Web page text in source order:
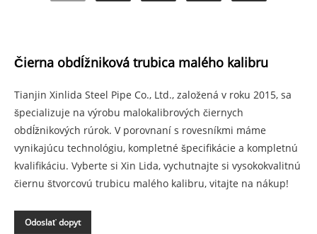
Čierna obdĺžniková trubica malého kalibru
Tianjin Xinlida Steel Pipe Co., Ltd., založená v roku 2015, sa
špecializuje na výrobu malokalibrových čiernych
obdĺžnikových rúrok. V porovnaní s rovesníkmi máme
vynikajúcu technológiu, kompletné špecifikácie a kompletnú
kvalifikáciu. Vyberte si Xin Lida, vychutnajte si vysokokvalitnú
čiernu štvorcovú trubicu malého kalibru, vitajte na nákup!
Odoslať dopyt